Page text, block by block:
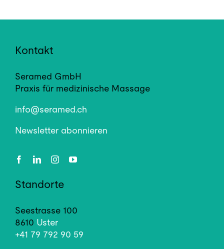
Kontakt
Seramed GmbH
Praxis für medizinische Massage
info@seramed.ch
Newsletter abonnieren
Standorte
Seestrasse 100
8610 Uster
+41 79 792 90 59